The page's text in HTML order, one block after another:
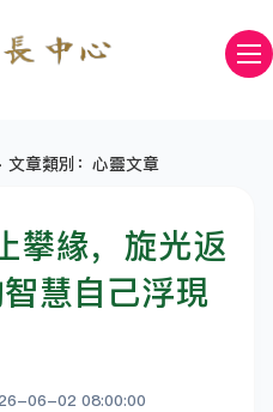
章類別：心靈文章
攀緣，旋光返
慧自己浮現
06-02 08:00:00